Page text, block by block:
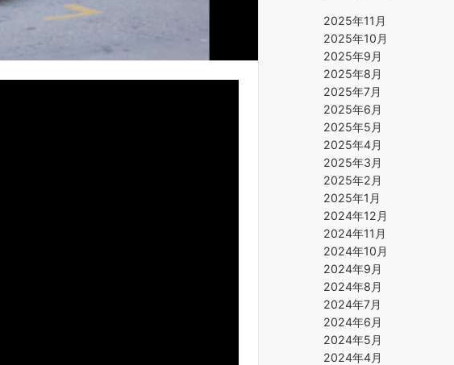
2025年11月
2025年10月
2025年9月
2025年8月
2025年7月
2025年6月
2025年5月
2025年4月
2025年3月
2025年2月
2025年1月
2024年12月
2024年11月
2024年10月
2024年9月
2024年8月
2024年7月
2024年6月
2024年5月
2024年4月